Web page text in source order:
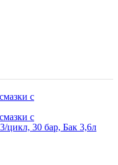
с
с
цикл, 30 бар, Бак 3,6л